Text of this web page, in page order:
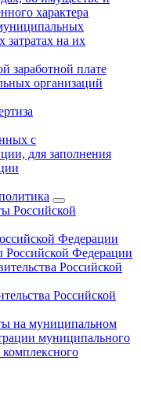
характера
на их
заработной плате
организаций
с
для заполнения
Российской
Федерации
Российской Федерации
Российской
Российской
на муниципальном
муниципального
комплексного